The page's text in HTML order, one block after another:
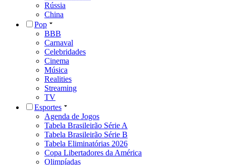
Rússia
China
Pop
BBB
Carnaval
Celebridades
Cinema
Música
Realities
Streaming
TV
Esportes
Agenda de Jogos
Tabela Brasileirão Série A
Tabela Brasileirão Série B
Tabela Eliminatórias 2026
Copa Libertadores da América
Olimpíadas